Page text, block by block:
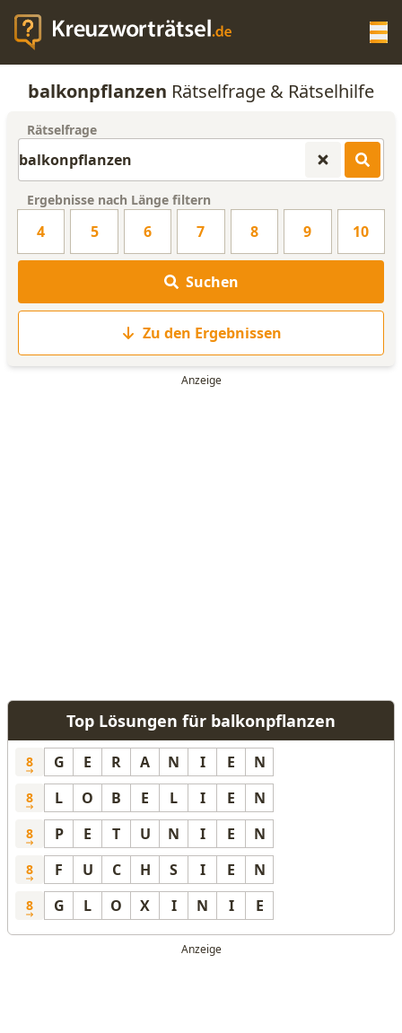
KREUZWORTRÄTSEL-HILFE
WORTLISTE
balkonpflanzen Rätselfrage & Rätselhilfe
Rätselfrage
Ergebnisse nach Länge filtern
4 5 6 7 8 9 10
Suchen
Zu den Ergebnissen
Top Lösungen für balkonpflanzen
8 G E R A N I E N
8 L O B E L I E N
8 P E T U N I E N
8 F U C H S I E N
8 G L O X I N I E